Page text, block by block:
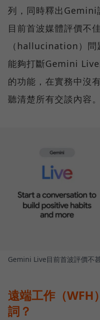
列，同時釋出
目前首波媒體評價不
（hallucination）問
能夠打斷Gemini
的功能，在實務中沒
聽清楚所有交談內容。
Gemini Live目前首波評價不甚
遠端工作（WFH
詞？